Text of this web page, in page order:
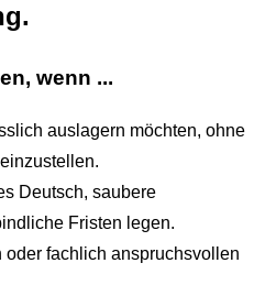
wenn ...
auslagern möchten, ohne
Deutsch, saubere
Fristen legen.
oder fachlich anspruchsvollen